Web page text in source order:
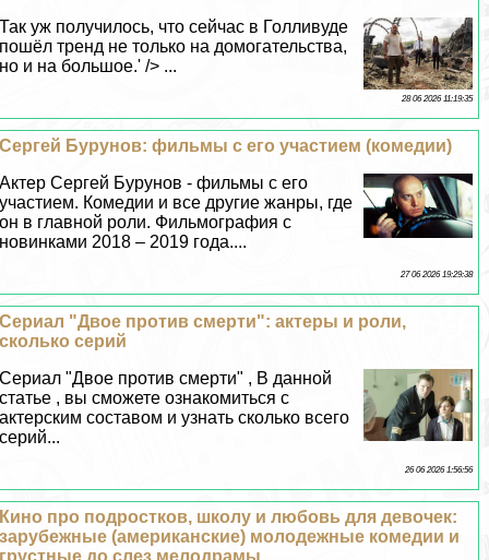
Так уж получилось, что сейчас в Голливуде
пошёл тренд не только на домогательства,
но и на большое.' /> ...
28 06 2026 11:19:35
Сергeй Бурунов: фильмы с его участием (комедии)
Актер Сергeй Бурунов - фильмы с его
участием. Комедии и все другие жанры, где
он в главной роли. Фильмография с
новинками 2018 – 2019 года....
27 06 2026 19:29:38
Сериал "Двое против cмepти": актеры и роли,
сколько серий
Сериал "Двое против cмepти" , В данной
статье , вы сможете ознакомиться с
актерским составом и узнать сколько всего
серий...
26 06 2026 1:56:56
Кино про подростков, школу и любовь для девочек:
зарубежные (американские) молодежные комедии и
грустные до слез мелодрамы